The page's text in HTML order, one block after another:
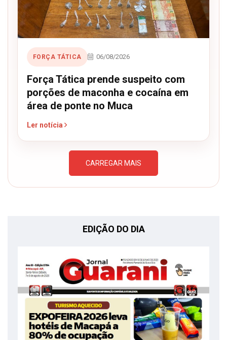
FORÇA TÁTICA 06/08/2026
Força Tática prende suspeito com
porções de maconha e cocaína em
área de ponte no Muca
Ler notícia
CARREGAR MAIS
EDIÇÃO DO DIA